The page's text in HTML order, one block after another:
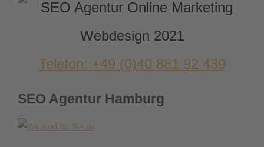
am
Einstieg
ins
Telefon: +49 (0)40 881 92 439
SEO Agentur Hamburg